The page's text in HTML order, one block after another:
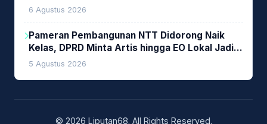
6 Agustus 2026
Pameran Pembangunan NTT Didorong Naik
Kelas, DPRD Minta Artis hingga EO Lokal Jadi
Prioritas
5 Agustus 2026
© 2026 Liputan68. All Rights Reserved.